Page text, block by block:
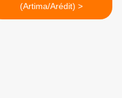
(Artima/Arédit) >